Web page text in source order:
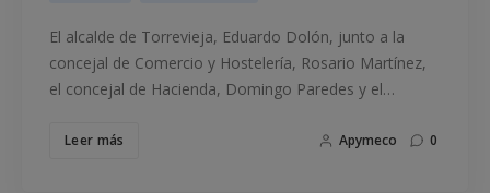
El alcalde de Torrevieja, Eduardo Dolón, junto a la
concejal de Comercio y Hostelería, Rosario Martínez,
el concejal de Hacienda, Domingo Paredes y el…
Leer más Apymeco 0